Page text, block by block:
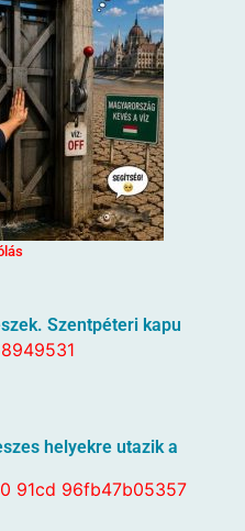
Szentpéteri kapu
helyekre utazik a